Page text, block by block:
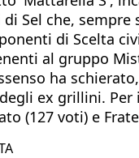
Sel che,
di Scelta
al gruppo
ha
ex grillini.
(127 voti) e